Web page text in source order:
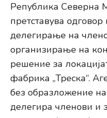
Република Северна
претставува
делегирање на
организирање на
решение за
фабрика „Треска“.
без образложение
делегира членови и